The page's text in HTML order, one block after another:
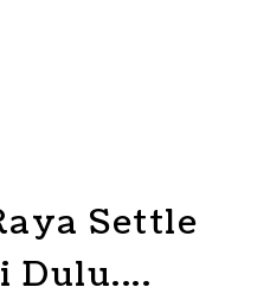
Settle
Dulu....